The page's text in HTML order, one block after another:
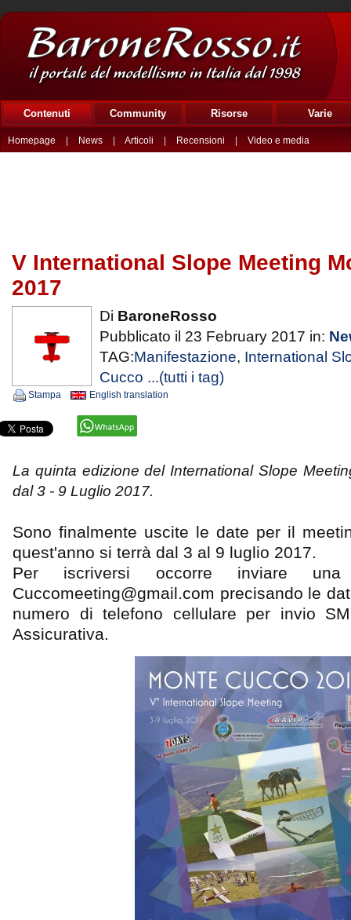
Contenuti Community Risorse Varie
Homepage News Articoli Recensioni Video e media
V International Slope Meeting
2017
Di BaroneRosso
Pubblicato il 23 February 2017 in:
TAG:Manifestazione, International
Cucco ...(tutti i tag)
Stampa English translation
La quinta edizione del International Slope
dal 3 - 9 Luglio 2017.
Sono finalmente uscite le date per il
quest'anno si terrà dal 3 al 9 luglio 2017.
Per iscriversi occorre inviare una
Cuccomeeting@gmail.com precisando le
numero di telefono cellulare per invio
Assicurativa.